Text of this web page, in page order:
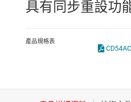
射頻 (RF)
感測器
具有同步重設功
產品規格表